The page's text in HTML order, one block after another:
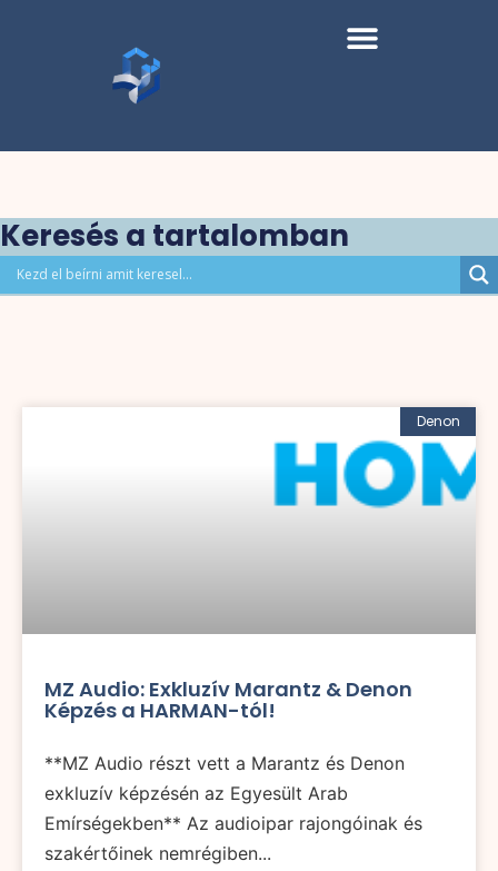
Keresés a tartalomban
Denon
MZ Audio: Exkluzív Marantz & Denon
Képzés a HARMAN-tól!
**MZ Audio részt vett a Marantz és Denon
exkluzív képzésén az Egyesült Arab
Emírségekben** Az audioipar rajongóinak és
szakértőinek nemrégiben...